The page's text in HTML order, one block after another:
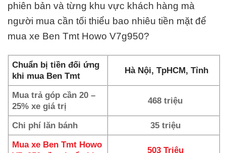
phiên bản và từng khu vực khách hàng mà
người mua cần tối thiểu bao nhiêu tiền mặt để
mua xe Ben Tmt Howo V7g950?
Chuẩn bị tiền đối ứng
khi mua Ben Tmt
Hà Nội, TpHCM, Tỉnh
Mua trả góp cần 20 –
25% xe giá trị
468 triệu
Chi phí lăn bánh
35 triệu
Mua xe Ben Tmt Howo
503 Triệu